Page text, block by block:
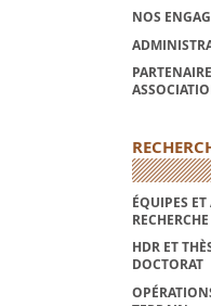
NOS
ÉQUIPES ET
RECHERCHE
HDR ET
DOCTORAT